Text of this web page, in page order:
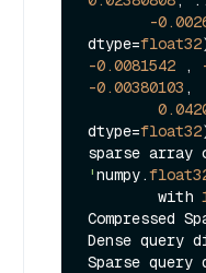
-
dtype=float32
-0.0081542 ,
-0.00380103 ,
dtype=float32
sparse array
'numpy.
        with
Compressed
Dense query
Sparse query